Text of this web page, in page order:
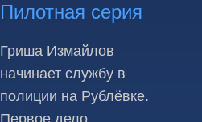
Пилотная серия
Гриша Измайлов
начинает службу в
полиции на Рублёвке.
Первое дело.